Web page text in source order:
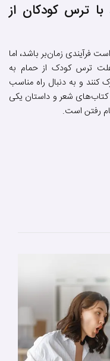
با ترس کودکان از
فرآیندی زمان‌بر باشد، اما
ترس کودک از حمام به
کنند و به دنبال راه مناسب
کتاب‌های شعر و داستان یکی
رفتن است.